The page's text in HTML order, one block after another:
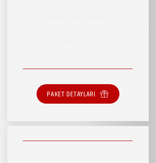
PAKET DETAYLARI